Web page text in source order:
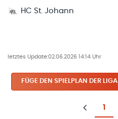
HC St. Johann
letztes Update:02.06.2026 14:14 Uhr
FÜGE DEN SPIELPLAN DER LIGA
Zurück
1